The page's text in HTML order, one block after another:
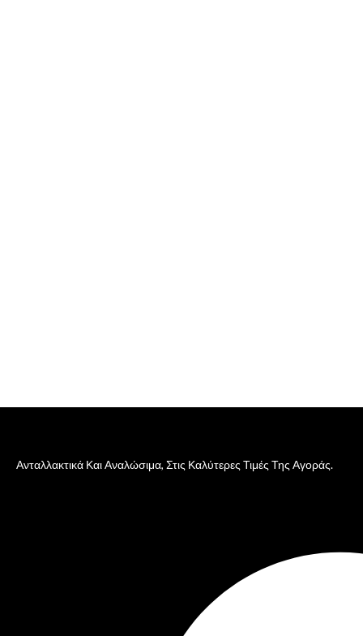
Ανταλλακτικά Και Αναλώσιμα, Στις Καλύτερες Τιμές Της Αγοράς.